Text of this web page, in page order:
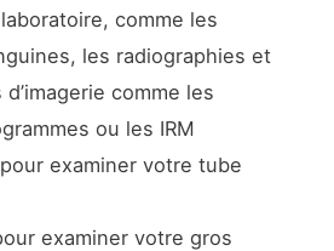
comme les
les radiographies et
comme les
ou les IRM
examiner votre tube
examiner votre gros